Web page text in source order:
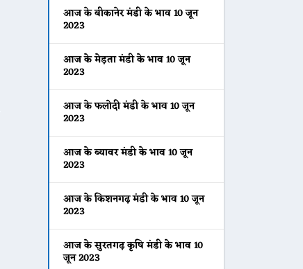
आज के बीकानेर मंडी के भाव 10 जून
2023
आज के मेड़ता मंडी के भाव 10 जून
2023
आज के फलोदी मंडी के भाव 10 जून
2023
आज के ब्यावर मंडी के भाव 10 जून
2023
आज के किशनगढ़ मंडी के भाव 10 जून
2023
आज के सुरतगढ़ कृषि मंडी के भाव 10
जून 2023